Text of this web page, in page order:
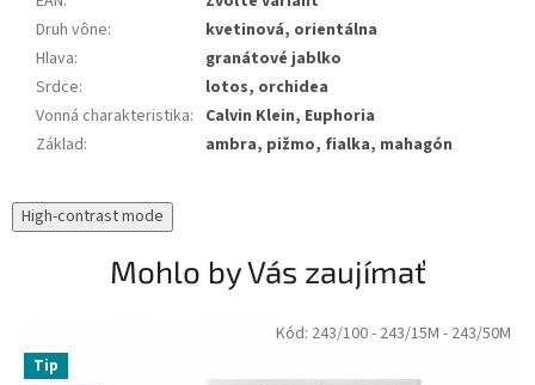
Druh vône:
kvetinová, orientálna
Hlava:
granátové jablko
Srdce:
lotos, orchidea
Vonná charakteristika: Calvin Klein, Euphoria
Základ: ambra, pižmo, fialka, mahagón
High-contrast mode
Mohlo by Vás zaujímať
Tip
Kód: 243/100- 243/15M - 243/50M